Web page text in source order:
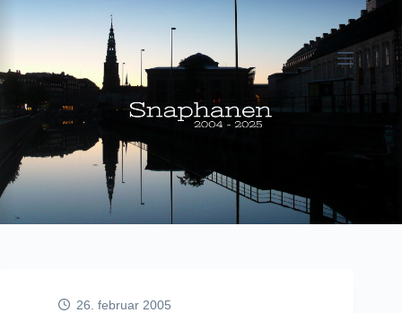
26. februar 2005